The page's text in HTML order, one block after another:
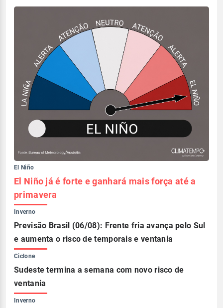
El Niño
El Niño já é forte e ganhará mais força até a
primavera
Inverno
Previsão Brasil (06/08): Frente fria avança pelo Sul
e aumenta o risco de temporais e ventania
Ciclone
Sudeste termina a semana com novo risco de
ventania
Inverno